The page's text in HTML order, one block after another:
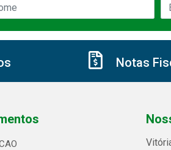
Notas